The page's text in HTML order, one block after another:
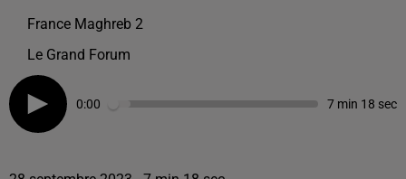
France Maghreb 2
Le Grand Forum
0:00 7 min 18 sec